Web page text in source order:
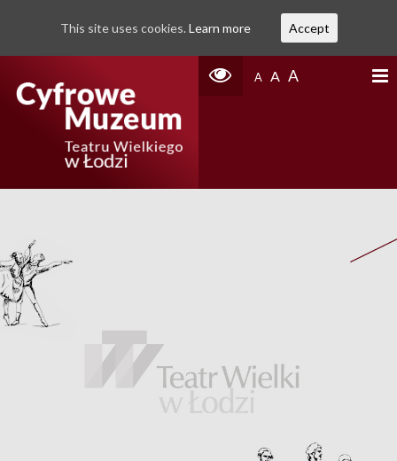
A A A
This site uses cookies. Learn more Accept